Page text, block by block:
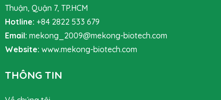
Thuận, Quận 7, TP.HCM
Hotline: +84 2822 533 679
Email: mekong_2009@mekong-biotech.com
Website: www.mekong-biotech.com
THÔNG TIN